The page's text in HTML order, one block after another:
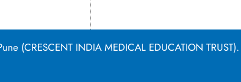
(CRESCENT INDIA MEDICAL EDUCATION TRUST).